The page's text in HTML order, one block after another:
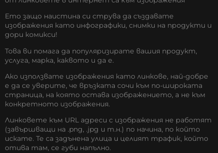
Ето защо наистина си струва да създавате
изображения като инфографики, снимки на продукти и
дори комикси!
Това ви помага да популяризирате вашия продукт,
услуга, марка, каквото и да е.
Ако използвате изображения като линкове, най-добре
е да се уверите, че връзката сочи към по-широката
страница, на която остава изображението, а не към
конкретното изображения.
Линковете към URL aдреси с изображения не работят
(завършващи на .png, .jpg и т.н.) по начина, по който
искате. Те са задънена улица и целият трафик, който
отива там, се губи напълно.